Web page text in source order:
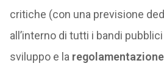
critiche (con una previsione
all’interno di tutti i bandi
sviluppo e la regolamentazione